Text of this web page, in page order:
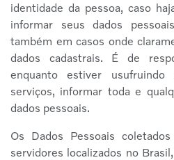
identidade da pessoa, caso
informar seus dados
também em casos onde
dados cadastrais. É de
enquanto estiver
serviços, informar toda e
dados pessoais.
Os Dados Pessoais
servidores localizados no